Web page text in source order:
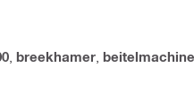
breekhamer beitelmachine